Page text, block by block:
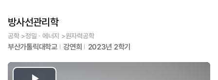
방사선관리학
공학 >정밀ㆍ에너지 >원자력공학
부산가톨릭대학교 강연희 2023년 2학기